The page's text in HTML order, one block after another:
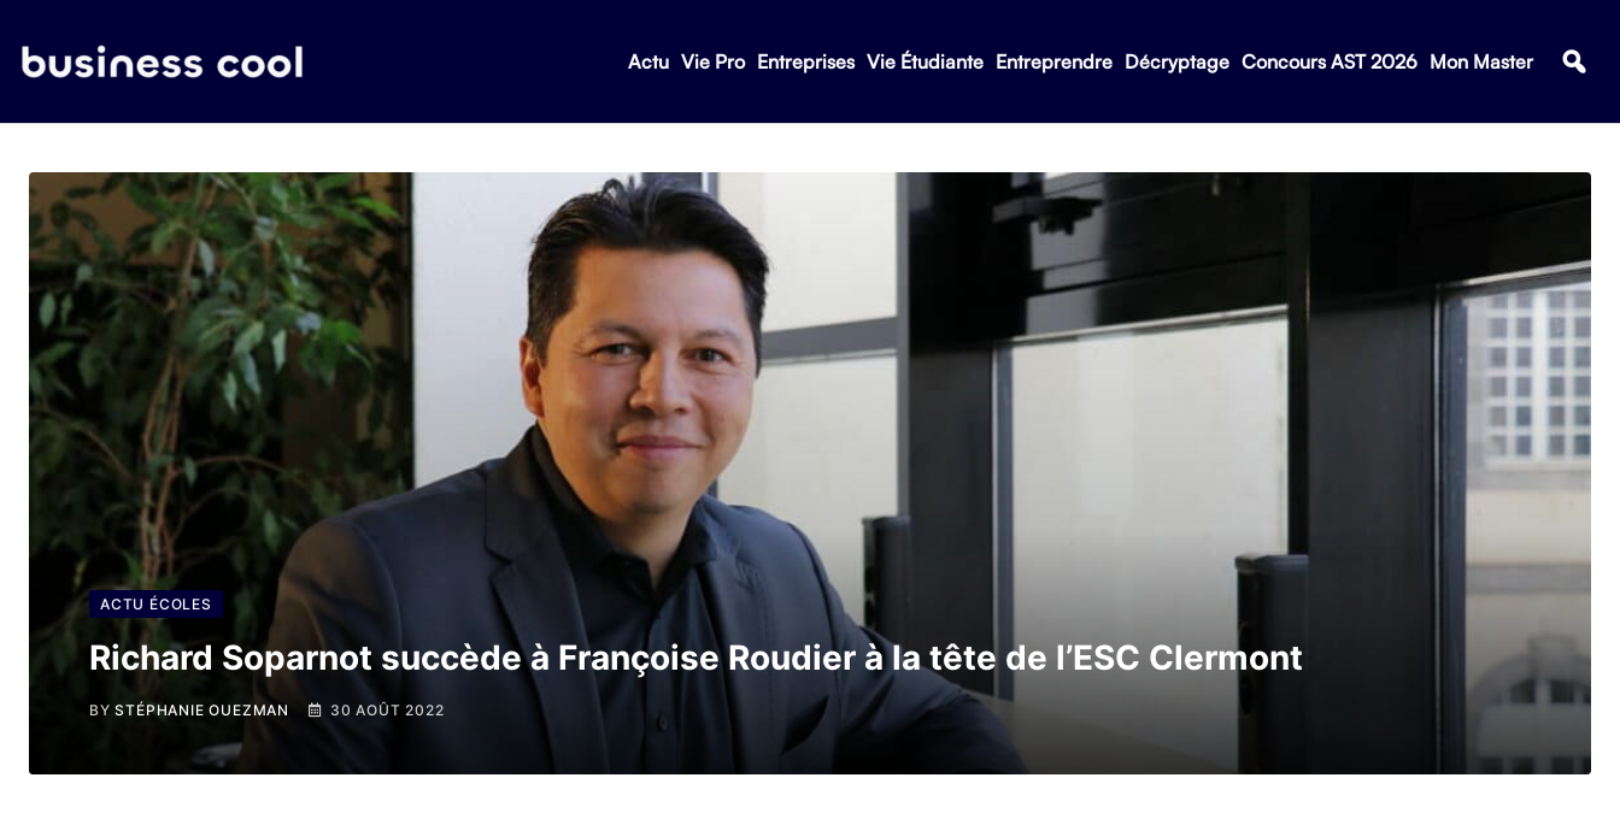
Actu Vie Pro Entreprises Vie Étudiante Entreprendre Décryptage Concours AST 2026 Mon Master
ACTU ÉCOLES
Richard Soparnot succède à Françoise Roudier à la tête de l’ESC Clermont
BYSTÉPHANIE OUEZMAN 30 AOÛT 2022